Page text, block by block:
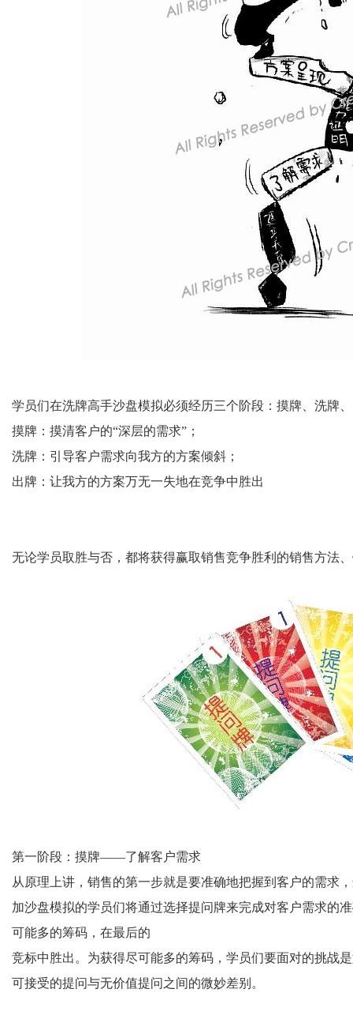
学员们在洗牌高手沙盘模拟必须经历三个阶段：摸牌、洗牌
摸牌：摸清客户的“深层的需求”；
洗牌：引导客户需求向我方的方案倾斜；
出牌：让我方的方案万无一失地在竞争中胜出
无论学员取胜与否，都将获得赢取销售竞争胜利的销售方法
第一阶段：摸牌——了解客户需求
从原理上讲，销售的第一步就是要准确地把握到客户的需求
加沙盘模拟的学员们将通过选择提问牌来完成对客户需求的
可能多的筹码，在最后的
竞标中胜出。为获得尽可能多的筹码，学员们要面对的挑战
可接受的提问与无价值提问之间的微妙差别。